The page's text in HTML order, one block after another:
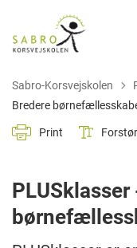
Sabro-Korsvejskolen
Bredere
Print